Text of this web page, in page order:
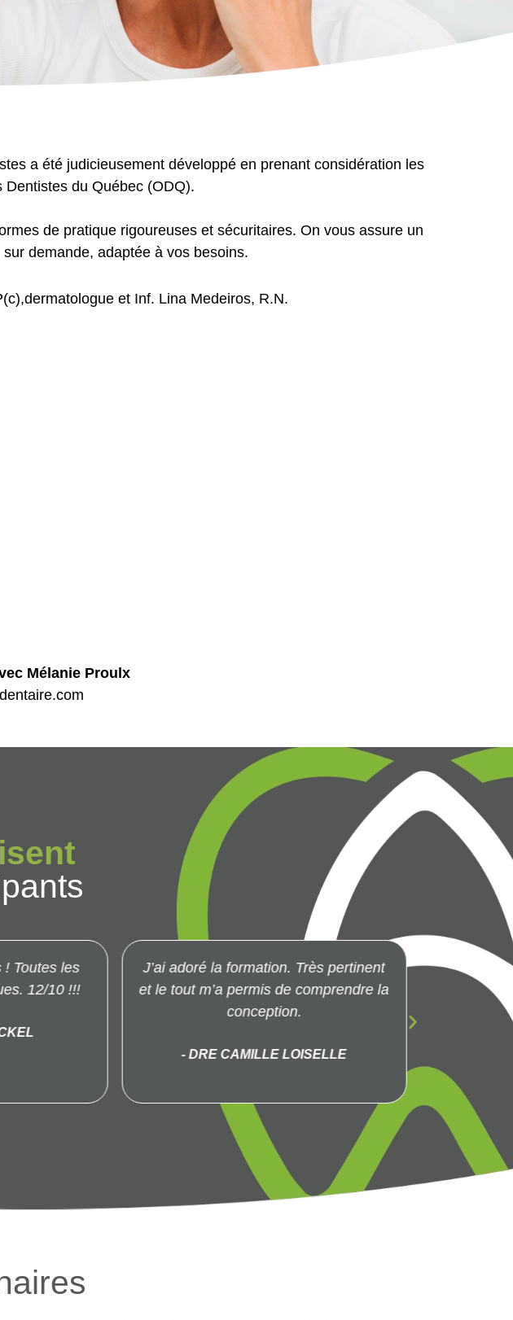
a été judicieusement développé en prenant considération les
Dentistes du Québec (ODQ).
de pratique rigoureuses et sécuritaires. On vous assure un
demande, adaptée à vos besoins.
et Inf. Lina Medeiros, R.N.
Mélanie Proulx
Toutes les
12/10 !!!
J’ai adoré la formation. Très pertinent
et le tout m’a permis de comprendre la
conception.
- DRE CAMILLE LOISELLE
réaliste